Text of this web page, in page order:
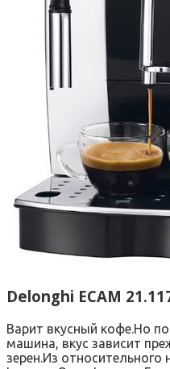
Delonghi ECAM
Варит вкусный кофе.Но
машина, вкус зависит
зерен.Из